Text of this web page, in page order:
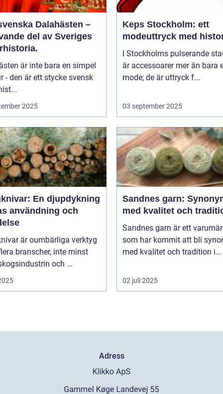
Dalahästen –
del av Sveriges
är inte bara en simpel
- den är ett stycke svensk
2025
Keps Stockholm: ett
modeuttryck med
I Stockholms pulserande
är accessoarer mer än bara
mode; de är uttryck f...
03 september 2025
En djupdykning
användning och
är oumbärliga verktyg
branscher, inte minst
och ...
Sandnes garn:
med kvalitet och
Sandnes garn är ett
som har kommit att bli
med kvalitet och tradition i...
02 juli 2025
Adress